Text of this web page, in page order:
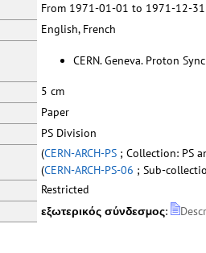
From 1971-01-01 to 1971-12-31
English, French
CERN. Geneva. Proton
5 cm
Paper
PS Division
(CERN-ARCH-PS ; Collection: PS
(CERN-ARCH-PS-06 ; Sub-
Restricted
εξωτερικός σύνδεσμος: